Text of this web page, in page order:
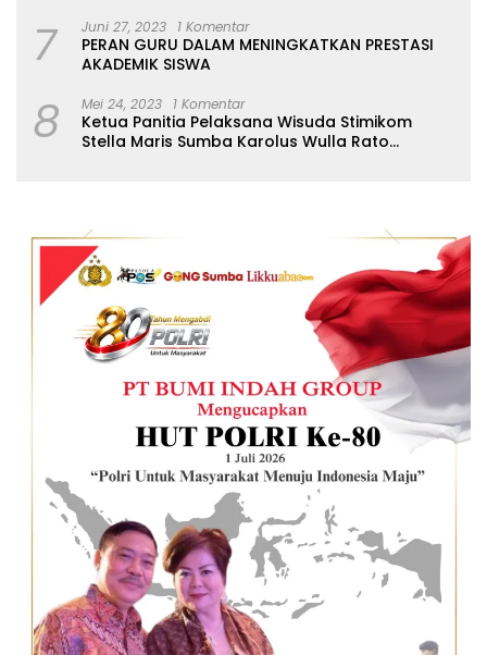
7 Juni 27, 2023 1 Komentar
PERAN GURU DALAM MENINGKATKAN PRESTASI
AKADEMIK SISWA
8 Mei 24, 2023 1 Komentar
Ketua Panitia Pelaksana Wisuda Stimikom
Stella Maris Sumba Karolus Wulla Rato